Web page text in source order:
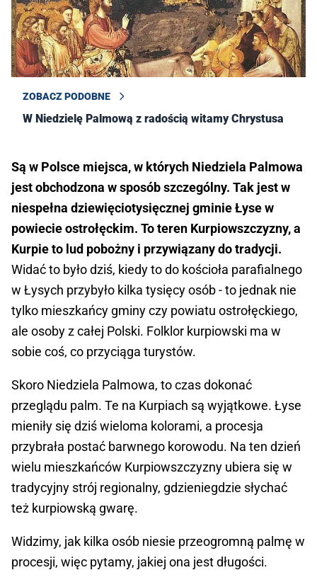
ZOBACZ PODOBNE
W Niedzielę Palmową z radością witamy Chrystusa
Są w Polsce miejsca, w których Niedziela Palmowa
jest obchodzona w sposób szczególny. Tak jest w
niespełna dziewięciotysięcznej gminie Łyse w
powiecie ostrołęckim. To teren Kurpiowszczyzny, a
Kurpie to lud pobożny i przywiązany do tradycji.
Widać to było dziś, kiedy to do kościoła parafialnego
w Łysych przybyło kilka tysięcy osób - to jednak nie
tylko mieszkańcy gminy czy powiatu ostrołęckiego,
ale osoby z całej Polski. Folklor kurpiowski ma w
sobie coś, co przyciąga turystów.
Skoro Niedziela Palmowa, to czas dokonać
przeglądu palm. Te na Kurpiach są wyjątkowe. Łyse
mieniły się dziś wieloma kolorami, a procesja
przybrała postać barwnego korowodu. Na ten dzień
wielu mieszkańców Kurpiowszczyzny ubiera się w
tradycyjny strój regionalny, gdzieniegdzie słychać
też kurpiowską gwarę.
Widzimy, jak kilka osób niesie przeogromną palmę w
procesji, więc pytamy, jakiej ona jest długości.